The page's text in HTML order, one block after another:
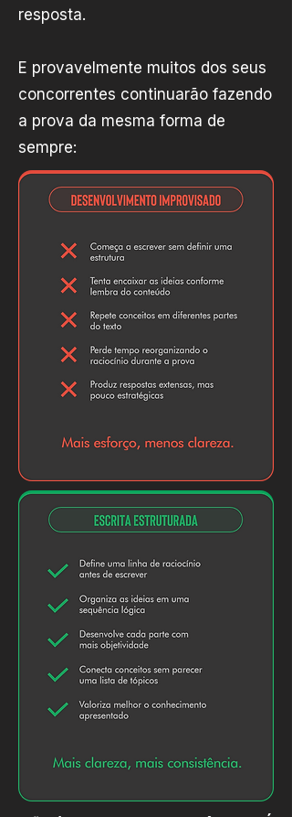
resposta.
E provavelmente muitos dos seus
concorrentes continuarão fazendo
a prova da mesma forma de
sempre: